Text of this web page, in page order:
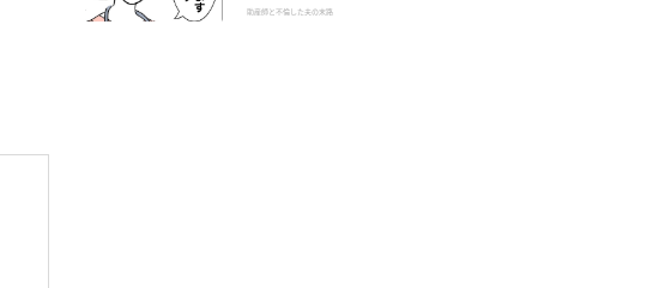
た。
助産師と不倫した夫の末路